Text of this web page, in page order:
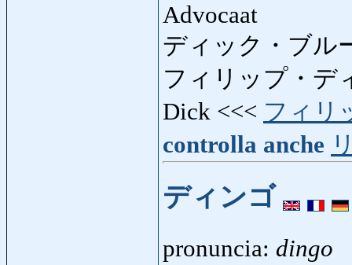
Advocaat
ディック・ブル
フィリップ・デ
Dick <<< フィリ
controlla anche
ディンゴ
pronuncia: dingo